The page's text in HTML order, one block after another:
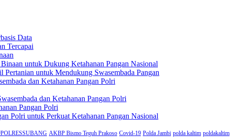
Data
Tercapai
untuk Dukung Ketahanan Pangan Nasional
Pertanian untuk Mendukung Swasembada Pangan
dan Ketahanan Pangan Polri
dan Ketahanan Pangan Polri
Pangan Polri
Polri untuk Perkuat Ketahanan Pangan Nasional
AKBP Bismo Teguh Prakoso Covid-19 Polda Jambi polda kaltim poldakaltim